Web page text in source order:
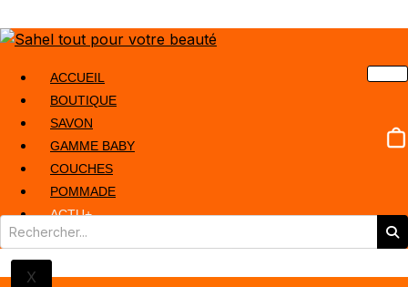
ACCUEIL
BOUTIQUE
SAVON
GAMME BABY
COUCHES
POMMADE
ACTU+
X